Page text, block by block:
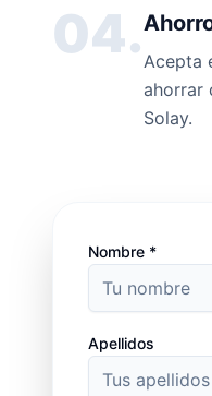
04.Acepta
ahorrar
Solay.
Nombre *
Apellidos